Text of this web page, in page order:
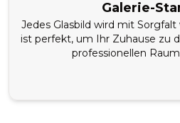
Galerie-
Jedes Glasbild wird mit
ist perfekt, um Ihr Zuhause zu
professionellen